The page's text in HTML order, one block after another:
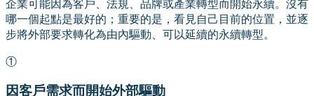
企業可能因為客戶、法規、品牌或產業轉型而開始永續。沒有
哪一個起點是最好的；重要的是，看見自己目前的位置，並逐
步將外部要求轉化為由內驅動、可以延續的永續轉型。
①
因客戶需求而開始外部驅動